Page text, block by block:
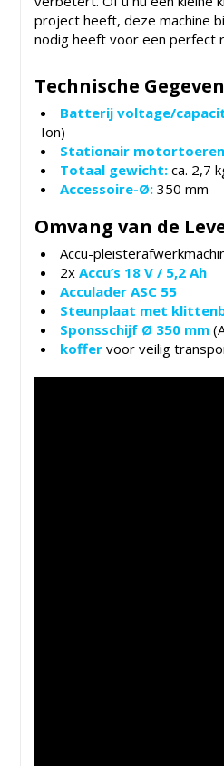
project heeft, deze machine
nodig heeft voor een perfect
Technische
Batterij voltage/
Ion)
Stationair
Totaal gewicht: ca. 2,7
Accessoire-Ø: 350 mm
Omvang van de
Accu-
2xAccu’s 18 V / 5,2 Ah
Acculader ASC 55
Steunplaat met
Sponsschijf Ø 350 mm
koffer voor veilig